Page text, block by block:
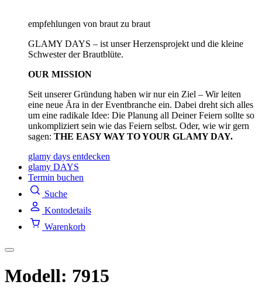
empfehlungen von braut zu braut
GLAMY DAYS – ist unser Herzensprojekt und die kleine
Schwester der Brautblüte.
OUR MISSION
Seit unserer Gründung haben wir nur ein Ziel – Wir leiten
eine neue Ära in der Eventbranche ein. Dabei dreht sich alles
um eine radikale Idee: Die Planung all Deiner Feiern sollte so
unkompliziert sein wie das Feiern selbst. Oder, wie wir gern
sagen: THE EASY WAY TO YOUR GLAMY DAY.
glamy days entdecken
glamy DAYS
Termin buchen
Suche
Kontodetails
Warenkorb
Modell: 7915